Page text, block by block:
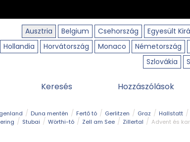
Ausztria
Belgium Csehország Egyesült
Hollandia
Horvátország Monaco Németország
Szlovákia
Keresés Hozzászólások
Duna mentén Fertő tó Gerlitzen Graz Hallstatt
Stubai Wörthi-tó Zell am See Zillertal Advent és